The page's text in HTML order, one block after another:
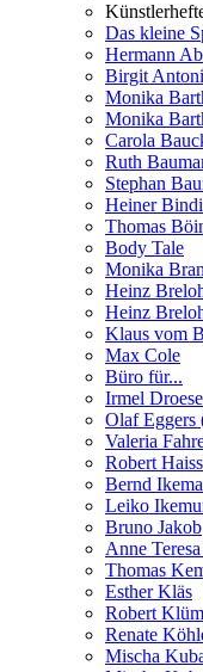
Das kleine
Hermann
Birgit Antoni
Monika
Monika
Carola
Ruth
Stephan
Heiner
Thomas
Body Tale
Monika
Heinz
Heinz
Klaus vom
Max Cole
Büro für...
Irmel Droese
Olaf Eggers
Valeria
Robert Haiss
Bernd
Leiko
Bruno Jakob
Anne
Thomas
Esther Kläs
Robert
Renate
Mischa